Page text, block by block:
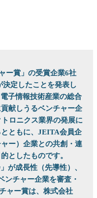
ー賞」の受賞企業6社
決定したことを発表し
子情報技術産業の総合
献しうるベンチャー企
ロニクス業界の発展に
ともに、JEITA会員企
ー）企業との共創・連
としたものです。
が成長性（先導性）、
ンチャー企業を審査・
ャー賞は、株式会社